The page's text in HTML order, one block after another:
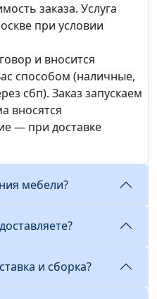
заказа. Услуга
при условии
и вносится
способом (наличные,
сбп). Заказ запускаем
вносятся
— при доставке
мебели?
и сборка?